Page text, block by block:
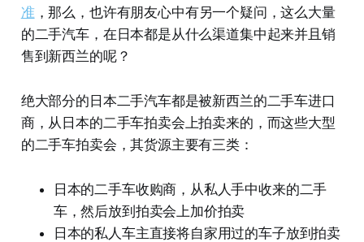
准，那么，也许有朋友心中有另一个疑问，这么大量
的二手汽车，在日本都是从什么渠道集中起来并且销
售到新西兰的呢？
绝大部分的日本二手汽车都是被新西兰的二手车进口
商，从日本的二手车拍卖会上拍卖来的，而这些大型
的二手车拍卖会，其货源主要有三类：
日本的二手车收购商，从私人手中收来的二手
车，然后放到拍卖会上加价拍卖
日本的私人车主直接将自家用过的车子放到拍卖